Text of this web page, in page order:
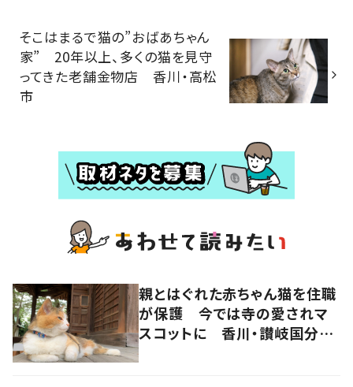
そこはまるで猫の”おばあちゃん
家” 20年以上、多くの猫を見守
ってきた老舗金物店 香川・高松
市
親とはぐれた赤ちゃん猫を住職
が保護 今では寺の愛されマ
スコットに 香川・讃岐国分寺